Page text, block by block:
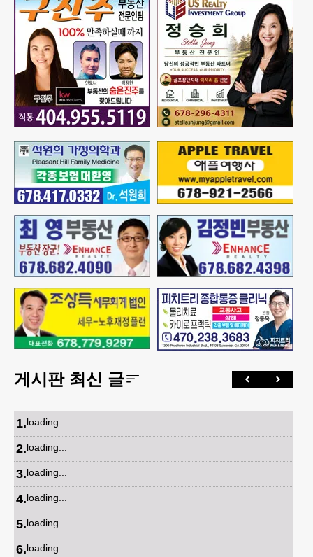
게시판 최신 글
1.loading...
2.loading...
3.loading...
4.loading...
5.loading...
6.loading...